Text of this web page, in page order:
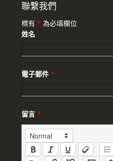
聯繫我們
標有 * 為必填欄位
姓名
電子郵件 *
留言 *